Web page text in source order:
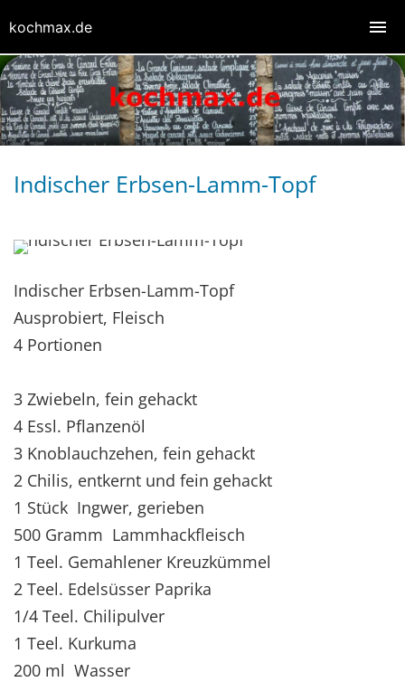
Indischer Erbsen-Lamm-Topf
Indischer Erbsen-Lamm-Topf
Ausprobiert, Fleisch
4 Portionen
3 Zwiebeln, fein gehackt
4 Essl. Pflanzenöl
3 Knoblauchzehen, fein gehackt
2 Chilis, entkernt und fein gehackt
1 Stück Ingwer, gerieben
500 Gramm Lammhackfleisch
1 Teel. Gemahlener Kreuzkümmel
2 Teel. Edelsüsser Paprika
1/4 Teel. Chilipulver
1 Teel. Kurkuma
200 ml Wasser
kochmax.de